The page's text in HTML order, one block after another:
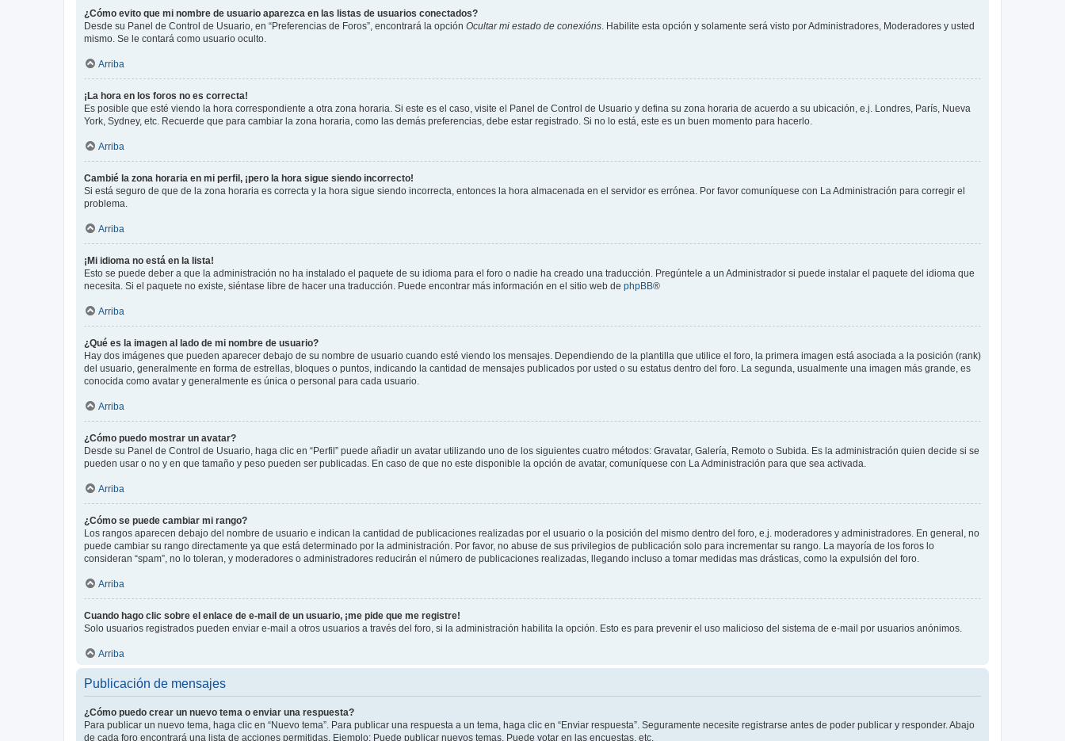
¿Cómo evito que mi nombre de usuario aparezca en las listas de usuarios conectados?
Desde su Panel de Control de Usuario, en “Preferencias de Foros”, encontrará la opción Ocultar mi estado de conexións. Habilite esta opción y solamente será visto por Administradores, Moderadores y usted
mismo. Se le contará como usuario oculto.
Arriba
¡La hora en los foros no es correcta!
Es posible que esté viendo la hora correspondiente a otra zona horaria. Si este es el caso, visite el Panel de Control de Usuario y defina su zona horaria de acuerdo a su ubicación, e.j. Londres, París, Nueva
York, Sydney, etc. Recuerde que para cambiar la zona horaria, como las demás preferencias, debe estar registrado. Si no lo está, este es un buen momento para hacerlo.
Arriba
Cambié la zona horaria en mi perfil, ¡pero la hora sigue siendo incorrecto!
Si está seguro de que de la zona horaria es correcta y la hora sigue siendo incorrecta, entonces la hora almacenada en el servidor es errónea. Por favor comuníquese con La Administración para corregir el
problema.
Arriba
¡Mi idioma no está en la lista!
Esto se puede deber a que la administración no ha instalado el paquete de su idioma para el foro o nadie ha creado una traducción. Pregúntele a un Administrador si puede instalar el paquete del idioma que
necesita. Si el paquete no existe, siéntase libre de hacer una traducción. Puede encontrar más información en el sitio web de phpBB®
Arriba
¿Qué es la imagen al lado de mi nombre de usuario?
Hay dos imágenes que pueden aparecer debajo de su nombre de usuario cuando esté viendo los mensajes. Dependiendo de la plantilla que utilice el foro, la primera imagen está asociada a la posición (rank)
del usuario, generalmente en forma de estrellas, bloques o puntos, indicando la cantidad de mensajes publicados por usted o su estatus dentro del foro. La segunda, usualmente una imagen más grande, es
conocida como avatar y generalmente es única o personal para cada usuario.
Arriba
¿Cómo puedo mostrar un avatar?
Desde su Panel de Control de Usuario, haga clic en “Perfil” puede añadir un avatar utilizando uno de los siguientes cuatro métodos: Gravatar, Galería, Remoto o Subida. Es la administración quien decide si se
pueden usar o no y en que tamaño y peso pueden ser publicadas. En caso de que no este disponible la opción de avatar, comuníquese con La Administración para que sea activada.
Arriba
¿Cómo se puede cambiar mi rango?
Los rangos aparecen debajo del nombre de usuario e indican la cantidad de publicaciones realizadas por el usuario o la posición del mismo dentro del foro, e.j. moderadores y administradores. En general, no
puede cambiar su rango directamente ya que está determinado por la administración. Por favor, no abuse de sus privilegios de publicación solo para incrementar su rango. La mayoría de los foros lo
consideran “spam”, no lo toleran, y moderadores o administradores reducirán el número de publicaciones realizadas, llegando incluso a tomar medidas mas drásticas, como la expulsión del foro.
Arriba
Cuando hago clic sobre el enlace de e-mail de un usuario, ¡me pide que me registre!
Solo usuarios registrados pueden enviar e-mail a otros usuarios a través del foro, si la administración habilita la opción. Esto es para prevenir el uso malicioso del sistema de e-mail por usuarios anónimos.
Arriba
Publicación de mensajes
¿Cómo puedo crear un nuevo tema o enviar una respuesta?
Para publicar un nuevo tema, haga clic en “Nuevo tema”. Para publicar una respuesta a un tema, haga clic en “Enviar respuesta”. Seguramente necesite registrarse antes de poder publicar y responder. Abajo
de cada foro encontrará una lista de acciones permitidas. Ejemplo: Puede publicar nuevos temas, Puede votar en las encuestas, etc.